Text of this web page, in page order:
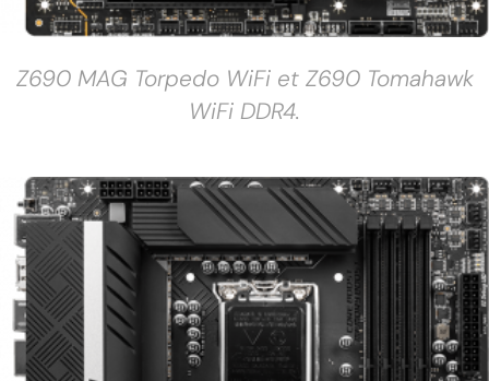
Z690 MAG Torpedo WiFi et Z690 Tomahawk
WiFi DDR4.